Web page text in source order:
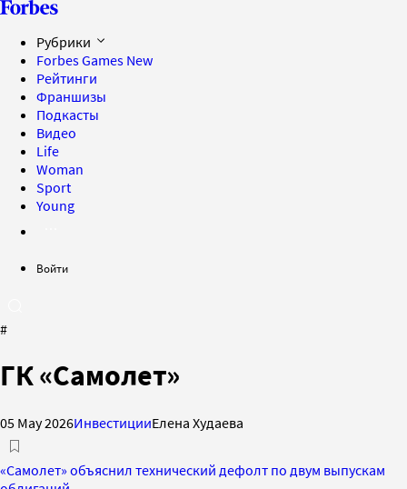
Рубрики
Forbes Games New
Рейтинги
Франшизы
Подкасты
Видео
Life
Woman
Sport
Young
Войти
#
ГК «Самолет»
05 May 2026ИнвестицииЕлена Худаева
«Самолет» объяснил технический дефолт по двум выпускам